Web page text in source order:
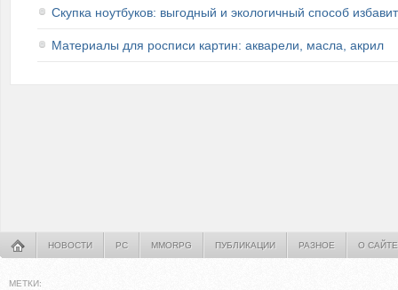
Скупка ноутбуков: выгодный и экологичный способ
Материалы для росписи картин: акварели, масла, акрил
НОВОСТИ PC MMORPG ПУБЛИКАЦИИ РАЗНОЕ О САЙТЕ
МЕТКИ: